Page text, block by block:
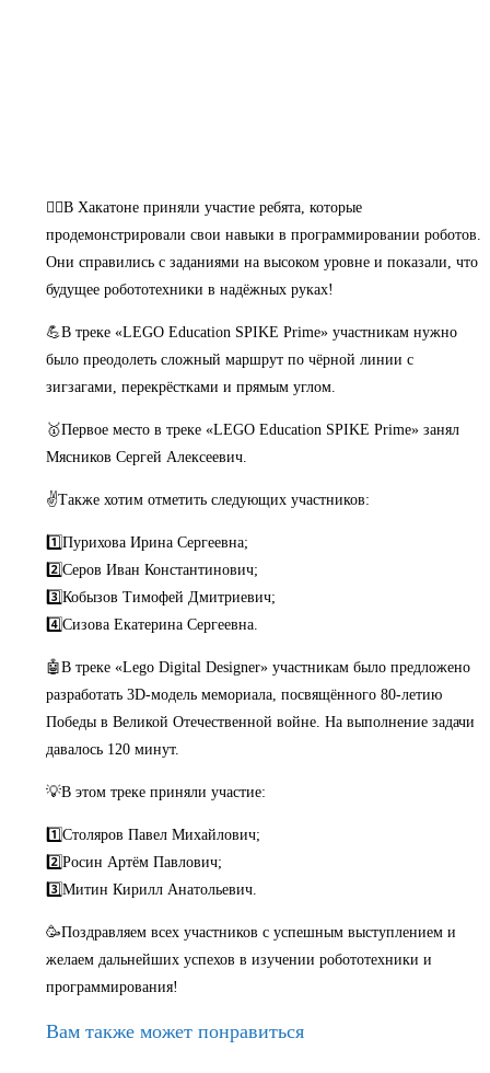
🙋‍♂️В Хакатоне приняли участие ребята, которые
продемонстрировали свои навыки в программировании роботов.
Они справились с заданиями на высоком уровне и показали, что
будущее робототехники в надёжных руках!
💪В треке «LEGO Education SPIKE Prime» участникам нужно
было преодолеть сложный маршрут по чёрной линии с
зигзагами, перекрёстками и прямым углом.
🥇Первое место в треке «LEGO Education SPIKE Prime» занял
Мясников Сергей Алексеевич.
✌️Также хотим отметить следующих участников:
1️⃣Пурихова Ирина Сергеевна;
2️⃣Серов Иван Константинович;
3️⃣Кобызов Тимофей Дмитриевич;
4️⃣Сизова Екатерина Сергеевна.
🤖В треке «Lego Digital Designer» участникам было предложено
разработать 3D-модель мемориала, посвящённого 80-летию
Победы в Великой Отечественной войне. На выполнение задачи
давалось 120 минут.
💡В этом треке приняли участие:
1️⃣Столяров Павел Михайлович;
2️⃣Росин Артём Павлович;
3️⃣Митин Кирилл Анатольевич.
🥳Поздравляем всех участников с успешным выступлением и
желаем дальнейших успехов в изучении робототехники и
программирования!
Вам также может понравиться